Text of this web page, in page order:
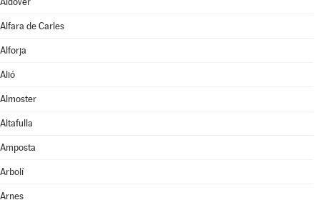
Alfara de Carles
Alforja
Alió
Almoster
Altafulla
Amposta
Arbolí
Arnes